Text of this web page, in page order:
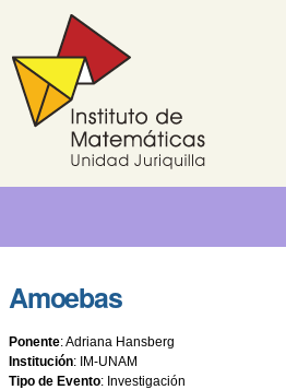
Saltar
navegación
Amoebas
Ponente:Adriana Hansberg
Institución: IM-UNAM
Tipo de Evento: Investigación